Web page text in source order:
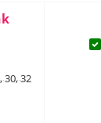
30, 32